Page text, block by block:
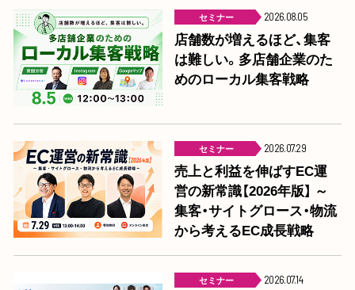
セミナー 2026.08.05
店舗数が増えるほど、集客
は難しい。多店舗企業のた
めのローカル集客戦略
セミナー 2026.07.29
売上と利益を伸ばすEC運
営の新常識【2026年版】 ～
集客・サイトグロース・物流
から考えるEC成長戦略
セミナー 2026.07.14